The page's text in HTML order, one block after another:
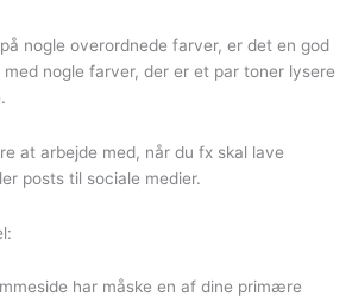
nogle overordnede farver, er det en god
nogle farver, der er et par toner lysere
at arbejde med, når du fx skal lave
posts til sociale medier.⁠⁠
har måske en af dine primære